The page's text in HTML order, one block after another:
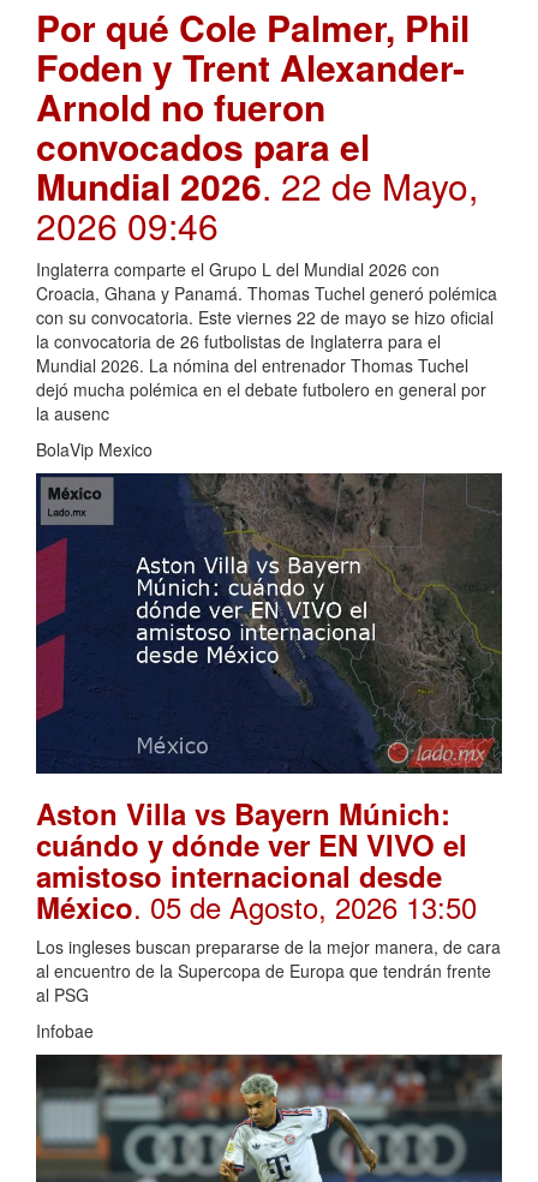
Por qué Cole Palmer, Phil
Foden y Trent Alexander-
Arnold no fueron
convocados para el
Mundial 2026. 22 de Mayo,
2026 09:46
Inglaterra comparte el Grupo L del Mundial 2026 con
Croacia, Ghana y Panamá. Thomas Tuchel generó polémica
con su convocatoria. Este viernes 22 de mayo se hizo oficial
la convocatoria de 26 futbolistas de Inglaterra para el
Mundial 2026. La nómina del entrenador Thomas Tuchel
dejó mucha polémica en el debate futbolero en general por
la ausenc
BolaVip Mexico
Aston Villa vs Bayern Múnich:
cuándo y dónde ver EN VIVO el
amistoso internacional desde
México. 05 de Agosto, 2026 13:50
Los ingleses buscan prepararse de la mejor manera, de cara
al encuentro de la Supercopa de Europa que tendrán frente
al PSG
Infobae